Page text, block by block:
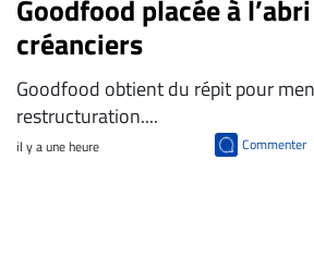
Goodfood placée à
créanciers
Goodfood obtient du répit pour
restructuration....
il y a une heure Commenter